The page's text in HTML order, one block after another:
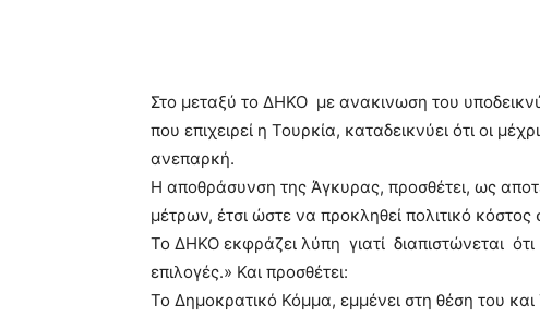
Στο μεταξύ το ΔΗΚΟ με ανακινωση του
που επιχειρεί η Τουρκία, καταδεικνύει ότι οι
ανεπαρκή.
Η αποθράσυνση της Άγκυρας, προσθέτει, ως
μέτρων, έτσι ώστε να προκληθεί πολιτικό
Το ΔΗΚΟ εκφράζει λύπη γιατί διαπιστώνεται
επιλογές.» Και προσθέτει:
Το Δημοκρατικό Κόμμα, εμμένει στη θέση του